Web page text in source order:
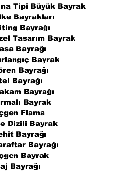
Tipi Büyük Bayrak
Bayrakları
Bayrağı
Tasarım Bayrak
Bayrağı
Bayrak
Bayrağı
Bayrağı
Bayrağı
Bayrak
Flama
Dizili Bayrak
Bayrağı
Bayrağı
Bayrak
Bayrağı